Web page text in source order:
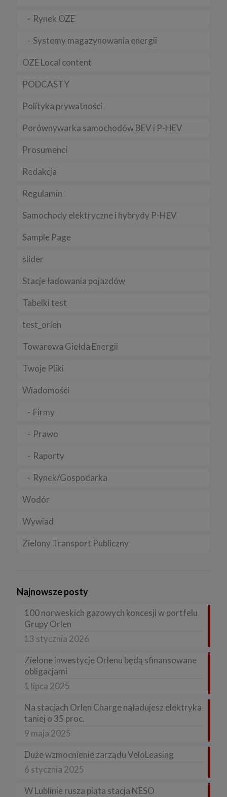
Rynek OZE
Systemy magazynowania energii
OZE Local content
PODCASTY
Polityka prywatności
Porównywarka samochodów BEV i P-HEV
Prosumenci
Redakcja
Regulamin
Samochody elektryczne i hybrydy P-HEV
Sample Page
slider
Stacje ładowania pojazdów
Tabelki test
test_orlen
Towarowa Giełda Energii
Twoje Pliki
Wiadomości
Firmy
Prawo
Raporty
Rynek/Gospodarka
Wodór
Wywiad
Zielony Transport Publiczny
Najnowsze posty
100 norweskich gazowych koncesji w portfelu
Grupy Orlen
13 stycznia 2026
Zielone inwestycje Orlenu będą sfinansowane
obligacjami
1 lipca 2025
Na stacjach Orlen Charge naładujesz elektryka
taniej o 35 proc.
9 maja 2025
Duże wzmocnienie zarządu VeloLeasing
6 stycznia 2025
W Lublinie rusza piąta stacja NESO
zamieszczenie w serwisie jej nowej wersji.